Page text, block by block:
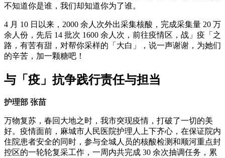
不知道你是谁，我们却知道你为了谁。
4 月 10 日以来，2000 余人次外出采集核酸，完成采集量 20 万
余人份，先后 14 批次 1600 余人次，前往疫情区，战」疫「之
路，有苦有甜，对帮你采样的「大白」，说一声谢谢，为她们
的辛苦，加一颗糖吧！
与「疫」抗争践行责任与担当
护理部 张苗
万物复苏，春回大地之时，我市突现疫情，打破了一切的美
好。疫情面前，麻城市人民医院护理人上下齐心，在保证院内
住院患者安全的同时，参与全城人员的核酸检测和顺河重点封
控区的一轮轮复采工作，一周内共完成 30 余次抽调任务，累